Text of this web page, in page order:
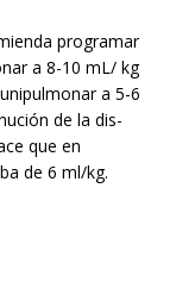
programar
a 8-10 mL/ kg
a 5-6
de la dis-
que en
de 6 ml/kg.